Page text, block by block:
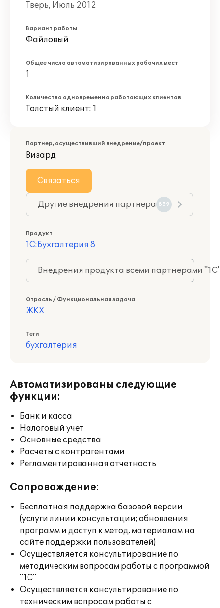
Тверь, Июль 2012
Вариант работы
Файловый
Общее число автоматизированных рабочих мест
1
Количество одновременно работающих клиентов
Толстый клиент: 1
Партнер, осуществивший внедрение/проект
Визард
Связаться
Другие внедрения партнера 859
Продукт
1С:Бухгалтерия 8
Внедрения продукта всеми партнерами
Отрасль / Функциональная задача
ЖКХ
Теги
бухгалтерия
Автоматизированы следующие
функции:
Банк и касса
Налоговый учет
Основные средства
Расчеты с контрагентами
Регламентированная отчетность
Сопровождение:
Бесплатная поддержка базовой версии
(услуги линии консультации; обновления
программ и доступ к метод. материалам на
сайте поддержки пользователей)
Осуществляется консультирование по
методическим вопросам работы с программой
"1С"
Осуществляется консультирование по
техническим вопросам работы с